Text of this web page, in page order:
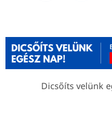
Dicsőíts velünk